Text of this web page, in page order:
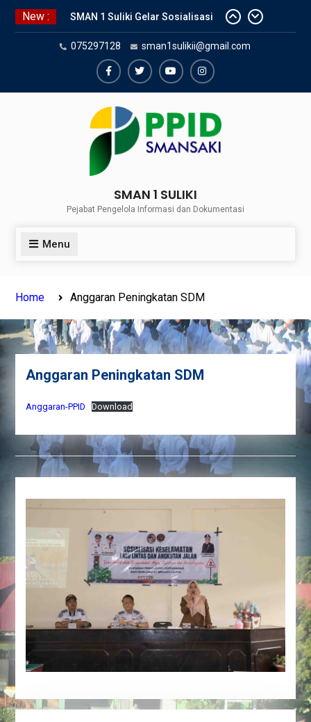
Skip
New :
SMAN 1 Suliki Gelar Sosialisasi
Keselamatan Berlalu Lintas
Bersama Dinas Perhubungan
Lima Puluh Kota
SNBP 2024 – Rekapitulasi
Suliki Tembus PTN
Sosialisasi Narkoba bersama
Kasat Reserve Narkoba Polres 50
075297128 sman1sulikii@gmail.com
FacebookTwiterYoutubeInstagram
SMAN 1 SULIKI
Pejabat Pengelola Informasi dan Dokumentasi
Menu
Home Anggaran Peningkatan SDM
Anggaran Peningkatan SDM
Anggaran-PPID Download